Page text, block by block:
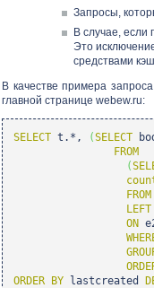
Запросы,
В случае, если
Это
средствами
В качестве примера
главной странице webew.ru:
SELECT t.*, (SELECT
FROM
(
FROM
LEFT
ON
ORDER BY lastcreated